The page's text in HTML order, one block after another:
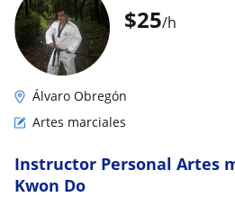
$25/h
Álvaro Obregón
Artes marciales
Instructor Personal Artes
Kwon Do